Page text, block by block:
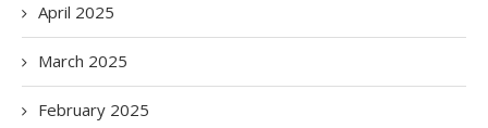
April 2025
March 2025
February 2025